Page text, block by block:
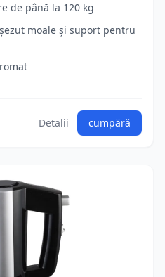
de până la 120 kg
moale și suport pentru
Detalii cumpără